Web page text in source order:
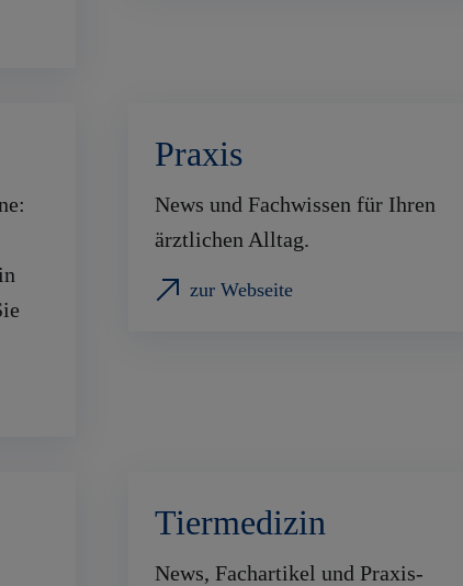
Praxis
News und Fachwissen für Ihren
ärztlichen Alltag.
zur Webseite
Tiermedizin
News, Fachartikel und Praxis-